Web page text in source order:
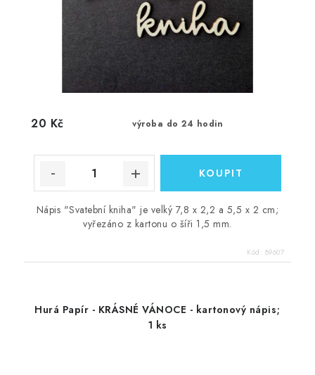
výroba do 24 hodin
20 Kč
Nápis "Svatební kniha" je velký 7,8 x 2,2 a 5,5 x 2 cm;
vyřezáno z kartonu o šíři 1,5 mm.
Kód: 89607
Hurá Papír - KRÁSNÉ VÁNOCE - kartonový nápis;
1 ks